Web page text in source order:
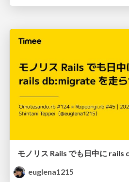
euglena1215